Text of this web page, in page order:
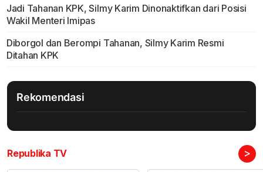
Jadi Tahanan KPK, Silmy Karim Dinonaktifkan dari Posisi
Wakil Menteri Imipas
Diborgol dan Berompi Tahanan, Silmy Karim Resmi
Ditahan KPK
Rekomendasi
Republika TV >